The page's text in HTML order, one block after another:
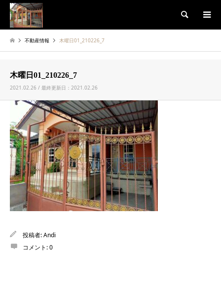
検索
不動産情報 木曜日01_210226_7
木曜日01_210226_7
2021.02.26 / 最終更新日：2021.02.26
投稿者:Andi
コメント:0